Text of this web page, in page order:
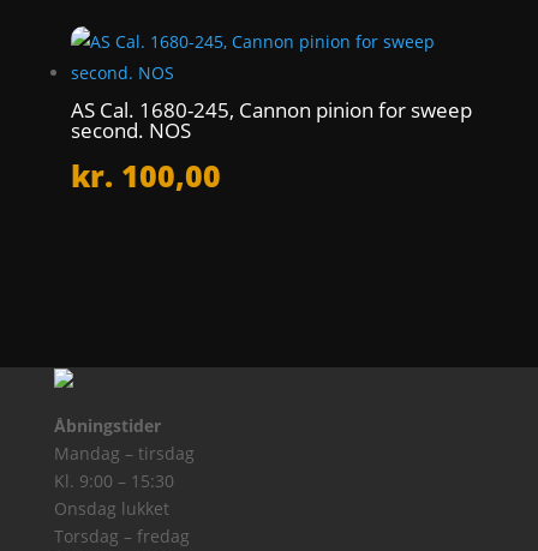
AS Cal. 1680-245, Cannon pinion for sweep
second. NOS
kr. 100,00
Åbningstider
Mandag – tirsdag
Kl. 9:00 – 15:30
Onsdag lukket
Torsdag – fredag